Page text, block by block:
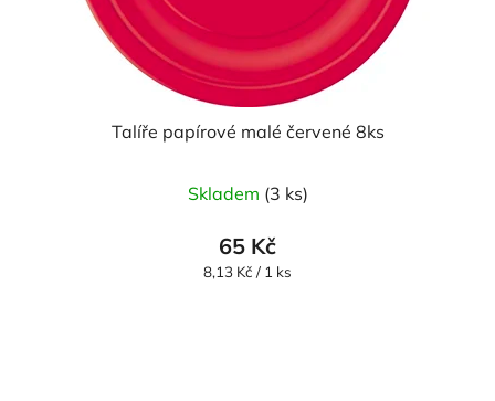
Talíře papírové malé červené 8ks
Skladem (3 ks)
65 Kč
Měrná
8,13 Kč / 1 ks